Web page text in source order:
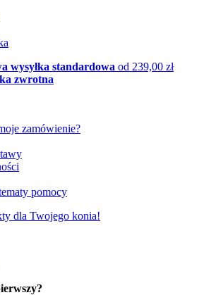
wysyłka standardowa od 239,00 zł
zwrotna
zamówienie?
pomocy